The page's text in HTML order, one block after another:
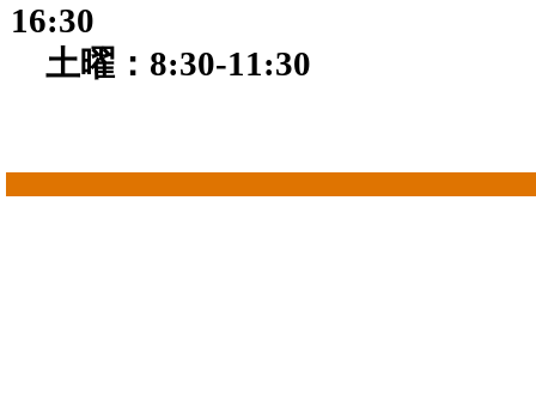
16:30
土曜：8:30-11:30